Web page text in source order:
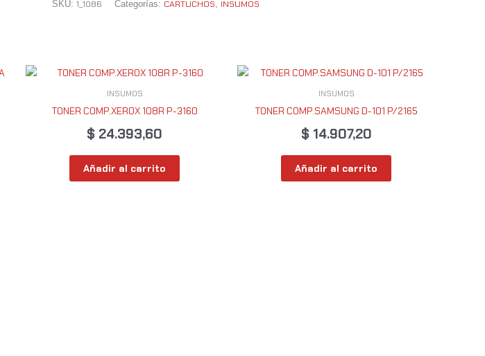
SKU: 1_1086 Categorías: CARTUCHOS, INSUMOS
INSUMOS
TONER COMP.XEROX 108R P-3160
$ 24.393,60
Añadir al carrito
INSUMOS
TONER COMP.SAMSUNG D-101 P/2165
$ 14.907,20
Añadir al carrito